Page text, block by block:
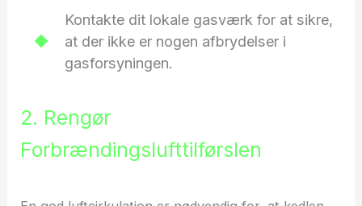
Kontakte dit lokale gasværk for at sikre,
at der ikke er nogen afbrydelser i
gasforsyningen.
2. Rengør
Forbrændingslufttilførslen